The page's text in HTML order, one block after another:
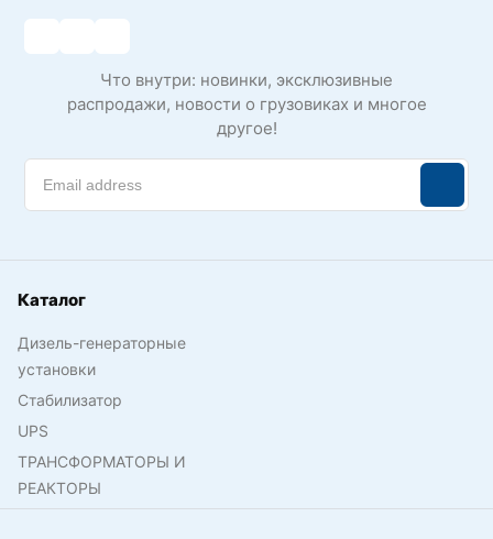
Что внутри: новинки, эксклюзивные
распродажи, новости о грузовиках и многое
другое!
Каталог
Дизель-генераторные
установки
Стабилизатор
UPS
ТРАНСФОРМАТОРЫ И
РЕАКТОРЫ